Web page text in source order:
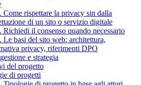
Come rispettare la privacy sin dalla
di un sito o servizio digitale
Richiedi il consenso quando necessario
Le basi del sito web: architettura,
privacy, riferimenti DPO
e strategia
del progetto
di progetti